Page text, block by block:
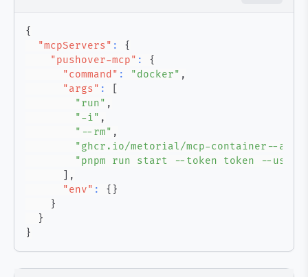
{
"mcpServers" :
{
"pushover-mcp" :
{
"command" : "docker" ,
"args" :
"run" ,
"-i" ,
"--rm" ,
"ghcr.io/metorial/mcp-container--
"pnpm run start --token token --user
,
"env" : { }
}
}
}